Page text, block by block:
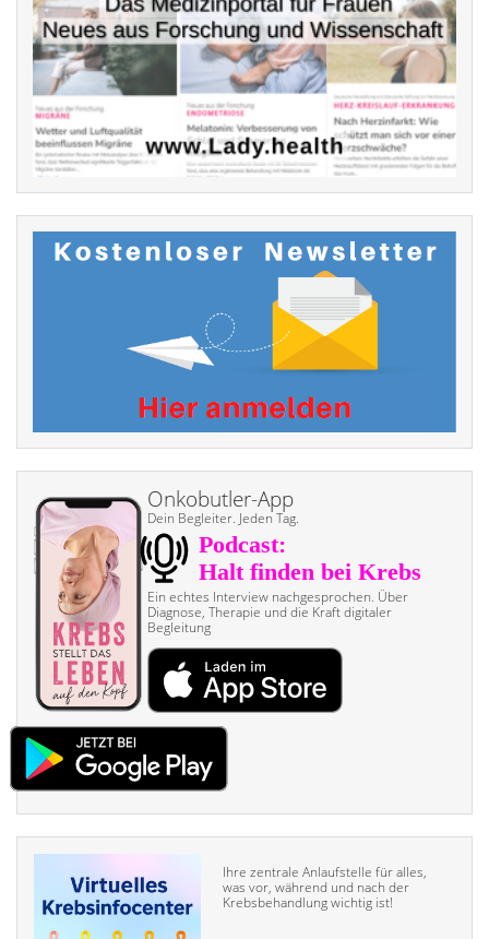
Onkobutler-App
Dein Begleiter. Jeden Tag.
Ein echtes Interview nach­gesprochen. Über
Diagnose, Therapie und die Kraft digitaler
Begleitung
Ihre zentrale Anlaufstelle für alles,
was vor, während und nach der
Krebsbehandlung wichtig ist!